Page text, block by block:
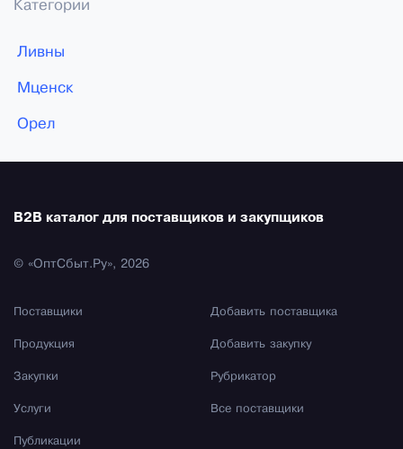
Категории
Ливны
Мценск
Орел
B2B каталог для поставщиков и закупщиков
© «ОптСбыт.Ру», 2026
Поставщики
Продукция
Закупки
Услуги
Публикации
Добавить поставщика
Добавить закупку
Рубрикатор
Все поставщики